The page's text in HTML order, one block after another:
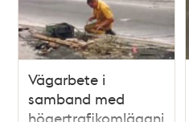
Vägarbete i
samband med
högertrafikomläggningen